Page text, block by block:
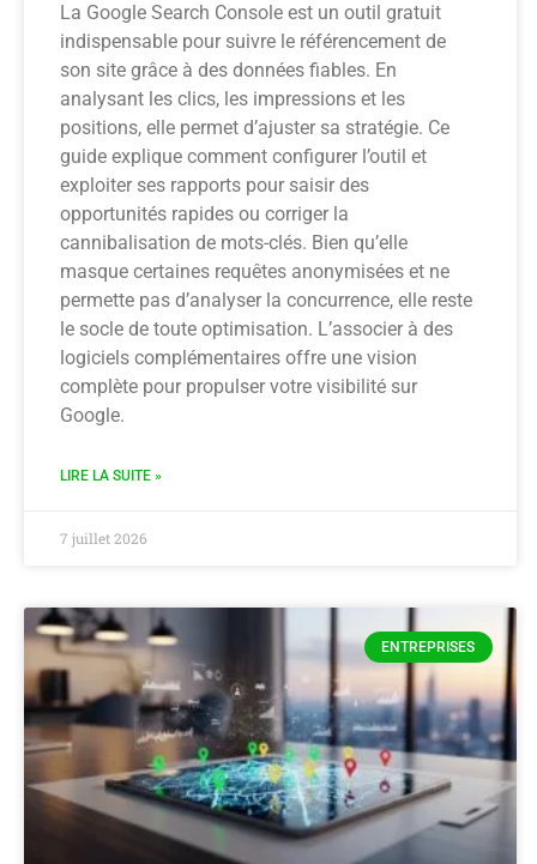
La Google Search Console est un outil gratuit
indispensable pour suivre le référencement de
son site grâce à des données fiables. En
analysant les clics, les impressions et les
positions, elle permet d’ajuster sa stratégie. Ce
guide explique comment configurer l’outil et
exploiter ses rapports pour saisir des
opportunités rapides ou corriger la
cannibalisation de mots-clés. Bien qu’elle
masque certaines requêtes anonymisées et ne
permette pas d’analyser la concurrence, elle reste
le socle de toute optimisation. L’associer à des
logiciels complémentaires offre une vision
complète pour propulser votre visibilité sur
Google.
LIRE LA SUITE »
7 juillet 2026
ENTREPRISES